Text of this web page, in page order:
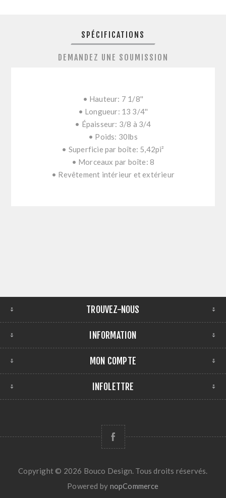
SPÉCIFICATIONS
DEMANDEZ UNE SOUMISSION
• Hauteur: 7 1/8''
• Longueur: 13 3/4''
• Épaisseur: 3/8 à 3/4
• Poids: 30lbs
• Superficie par boîte: 5,42pi²
• Morceaux par boîte: 8
• Revêtement intérieur et extérieur
TROUVEZ-NOUS
INFORMATION
MON COMPTE
INFOLETTRE
Copyright © 2026 Bouco Design. Tous droits réservés.
Powered by nopCommerce